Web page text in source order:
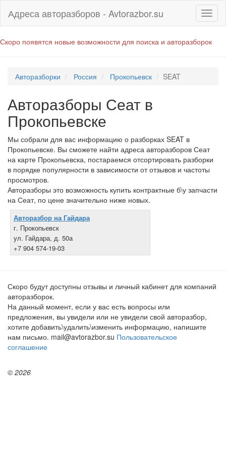
Адреса авторазборов - Avtorazbor.su
Скоро появятся новые возможности для поиска и авторазборок
Авторазборки Россия Прокопьевск SEAT
Авторазборы Сеат в
Прокопьевске
Мы собрали для вас информацию о разборках SEAT в
Прокопьевске. Вы сможете найти адреса авторазборов Сеат
на карте Прокопьевска, постараемся отсортировать разборки
в порядке популярности в зависимости от отзывов и частоты
просмотров.
Авторазборы это возможность купить контрактные б\у запчасти
на Сеат, по цене значительно ниже новых.
Авторазбор на Гайдара
г. Прокопьевск
ул. Гайдара, д. 50а
+7 904 574-19-03
Скоро будут доступны отзывы и личный кабинет для компаний
авторазборок.
На данный момент, если у вас есть вопросы или
предложения, вы увидели или не увидели свой авторазбор,
хотите добавить\удалить\изменить информацию, напишите
нам письмо. mail@avtorazbor.su Пользовательское
соглашение
© 2026